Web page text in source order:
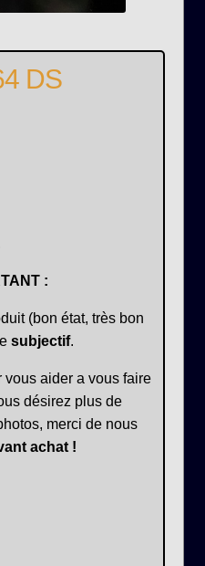
DS
:
(bon état, très bon
subjectif.
vous aider a vous faire
désirez plus de
merci de nous
achat !